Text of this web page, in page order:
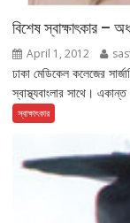
বিশেষ স্বাক্ষাৎকার –
April 1, 2012
ঢাকা মেডিকেল কলেজের
স্বাস্থ্যবাংলার সাথে।
স্বাক্ষাৎকার